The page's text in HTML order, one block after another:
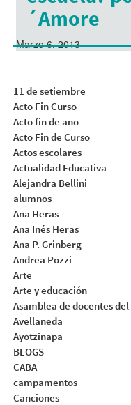
´Amore
Marzo 6, 2013
11 de setiembre
Acto Fin Curso
Acto fin de año
Acto Fin de Curso
Actos escolares
Actualidad Educativa
Alejandra Bellini
alumnos
Ana Heras
Ana Inés Heras
Ana P. Grinberg
Andrea Pozzi
Arte
Arte y educación
Asamblea de docentes
Avellaneda
Ayotzinapa
BLOGS
CABA
campamentos
Canciones